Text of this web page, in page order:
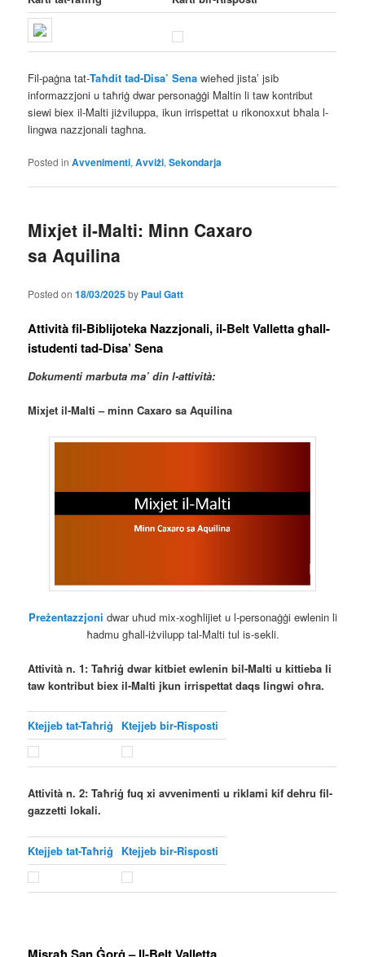
Fil-paġna tat-Taħdit tad-Disa’ Sena wieħed jista’ jsib
informazzjoni u taħriġ dwar personaġġi Maltin li taw kontribut
siewi biex il-Malti jiżviluppa, ikun irrispettat u rikonoxxut bħala l-
lingwa nazzjonali tagħna.
Posted in Avvenimenti,Avviżi,Sekondarja
Mixjet il-Malti: Minn Caxaro
sa Aquilina
Posted on18/03/2025by Paul Gatt
Attività fil-Biblijoteka Nazzjonali, il-Belt Valletta għall-
istudenti tad-Disa’ Sena
Dokumenti marbuta ma’ din l-attività:
Mixjet il-Malti – minn Caxaro sa Aquilina
Preżentazzjoni dwar uħud mix-xogħlijiet u l-personaġġi ewlenin li
ħadmu għall-iżvilupp tal-Malti tul is-sekli.
Attività n. 1: Taħriġ dwar kitbiet ewlenin bil-Malti u kittieba li
taw kontribut biex il-Malti jkun irrispettat daqs lingwi oħra.
Ktejjeb tat-Taħriġ Ktejjeb bir-Risposti
Attività n. 2: Taħriġ fuq xi avvenimenti u riklami kif dehru fil-
gazzetti lokali.
Ktejjeb tat-Taħriġ Ktejjeb bir-Risposti